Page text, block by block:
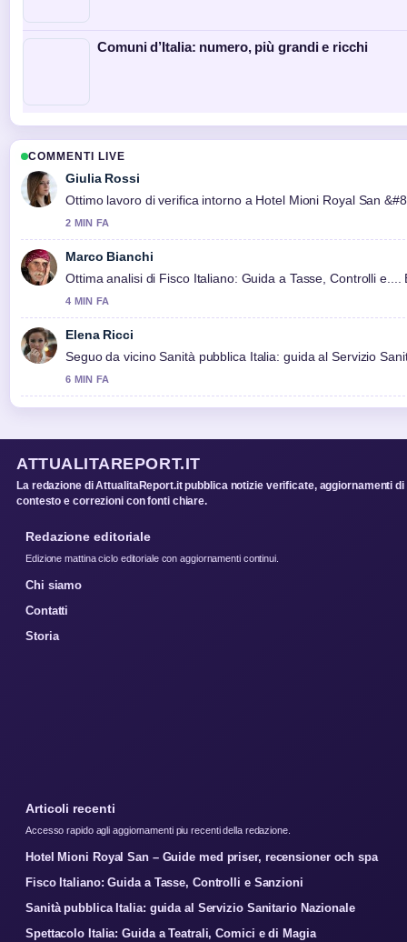
Comuni d’Italia: numero, più grandi e ricchi
COMMENTI LIVE
Giulia Rossi
Ottimo lavoro di verifica intorno a Hotel Mioni Royal San
2 MIN FA
Marco Bianchi
Ottima analisi di Fisco Italiano: Guida a Tasse, Controlli
4 MIN FA
Elena Ricci
Seguo da vicino Sanità pubblica Italia: guida al Servizio
6 MIN FA
ATTUALITAREPORT.IT
La redazione di AttualitaReport.it pubblica notizie verificate, aggiornamenti di
contesto e correzioni con fonti chiare.
Redazione editoriale
Edizione mattina ciclo editoriale con aggiornamenti continui.
Chi siamo
Contatti
Storia
Articoli recenti
Accesso rapido agli aggiornamenti piu recenti della redazione.
Hotel Mioni Royal San – Guide med priser, recensioner och spa
Fisco Italiano: Guida a Tasse, Controlli e Sanzioni
Sanità pubblica Italia: guida al Servizio Sanitario Nazionale
Spettacolo Italia: Guida a Teatrali, Comici e di Magia